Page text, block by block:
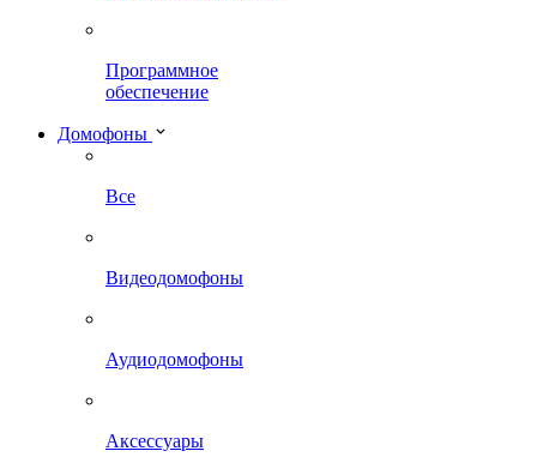
Программное
обеспечение
Домофоны
Все
Видеодомофоны
Аудиодомофоны
Аксессуары